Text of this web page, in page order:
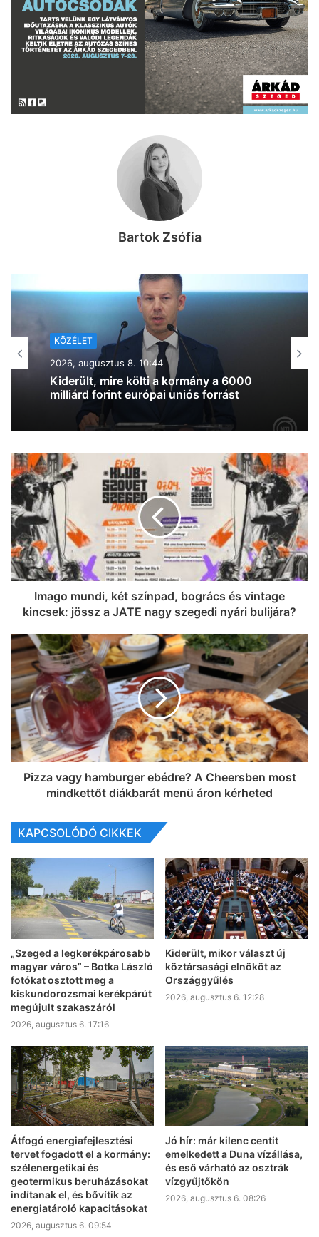
Bartok Zsófia
2026, augusztus 7. 19:39
Lazul a volt miniszterelnök: Orbán
Viktor felbukkant a szerbiai
trombitafesztiválon, sörözött és
Imago mundi, két színpad, bogrács és vintage
kincsek: jössz a JATE nagy szegedi nyári bulijára?
Pizza vagy hamburger ebédre? A Cheersben most
mindkettőt diákbarát menü áron kérheted
KAPCSOLÓDÓ CIKKEK
„Szeged a legkerékpárosabb
magyar város” – Botka László
fotókat osztott meg a
kiskundorozsmai kerékpárút
megújult szakaszáról
2026, augusztus 6. 17:16
Kiderült, mikor választ új
köztársasági elnököt az
Országgyűlés
2026, augusztus 6. 12:28
Átfogó energiafejlesztési
tervet fogadott el a kormány:
szélenergetikai és
geotermikus beruházásokat
indítanak el, és bővítik az
energiatároló kapacitásokat
2026, augusztus 6. 09:54
Jó hír: már kilenc centit
emelkedett a Duna vízállása,
és eső várható az osztrák
vízgyűjtőkön
2026, augusztus 6. 08:26